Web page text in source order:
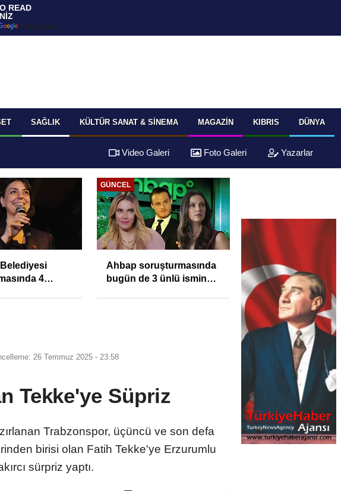
READ
Translate
SAĞLIK KÜLTÜR SANAT & SINEMA MAGAZIN KIBRIS DÜNYA
Video Galeri Foto Galeri Yazarlar
4
GÜNCEL
Ahbap soruşturmasında
bugün de 3 ünlü ismin
26 Temmuz 2025 - 23:58
Tekke'ye Süpriz
Trabzonspor, üçüncü ve son defa
birisi olan Fatih Tekke'ye Erzurumlu
sürpriz yaptı.